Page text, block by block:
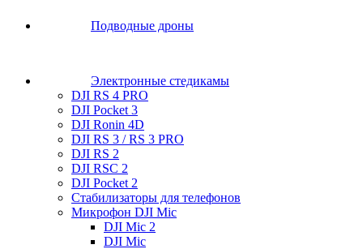
Подводные дроны
Электронные стедикамы
DJI RS 4 PRO
DJI Pocket 3
DJI Ronin 4D
DJI RS 3 / RS 3 PRO
DJI RS 2
DJI RSC 2
DJI Pocket 2
Стабилизаторы для телефонов
Микрофон DJI Mic
DJI Mic 2
DJI Mic